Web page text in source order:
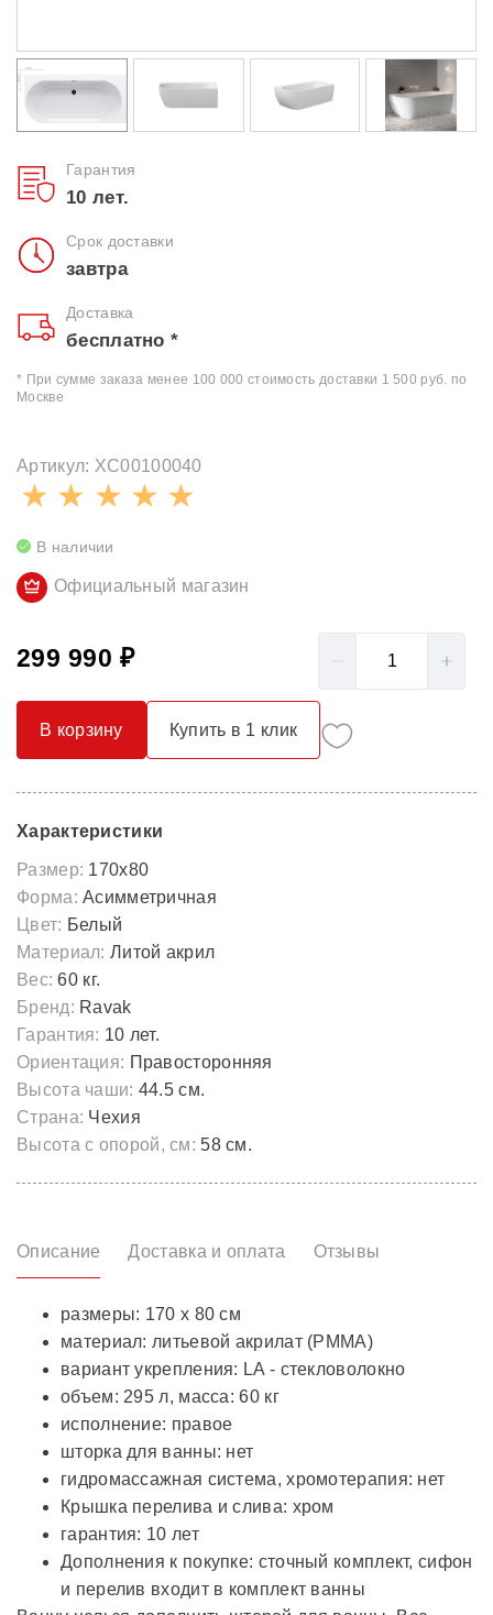
Средства ухода
Гарантия
10 лет.
Срок доставки
завтра
Доставка
бесплатно *
* При сумме заказа менее 100 000 стоимость доставки 1 500 руб. по
Москве
Артикул: XC00100040
В наличии
Официальный магазин
299 990 ₽
В корзину Купить в 1 клик
Характеристики
Размер: 170x80
Форма: Асимметричная
Цвет: Белый
Материал: Литой акрил
Вес: 60 кг.
Бренд: Ravak
Гарантия: 10 лет.
Ориентация: Правосторонняя
Высота чаши: 44.5 см.
Страна: Чехия
Высота с опорой, см: 58 см.
Описание Доставка и оплата Отзывы
размеры: 170 x 80 см
материал: литьевой акрилат (РММА)
вариант укрепления: LA - стекловолокно
объем: 295 л, масса: 60 кг
исполнение: правое
шторка для ванны: нет
гидромассажная система, хромотерапия: нет
Крышка перелива и слива: хром
гарантия: 10 лет
Дополнения к покупке: сточный комплект, сифон
и перелив входит в комплект ванны